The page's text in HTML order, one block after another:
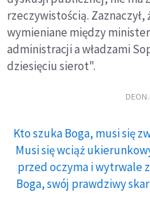
rzeczywistością.
wymieniane między
administracji a władzami
dziesięciu sierot".
Kto szuka Boga, musi się
Musi się wciąż
przed oczyma i wytrwale
Boga, swój prawdziwy